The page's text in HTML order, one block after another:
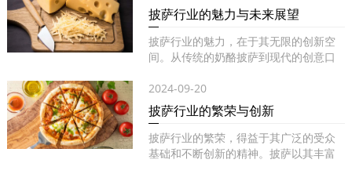
披萨行业的魅力与未来展望
披萨行业的魅力，在于其无限的创新空
间。从传统的奶酪披萨到现代的创意口
2024-09-20
披萨行业的繁荣与创新
披萨行业的繁荣，得益于其广泛的受众
基础和不断创新的精神。披萨以其丰富